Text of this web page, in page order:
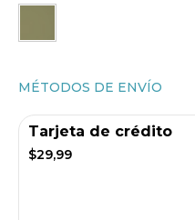
MÉTODOS DE ENVÍO
Tarjeta de crédito
$29,99